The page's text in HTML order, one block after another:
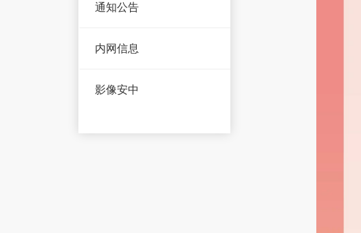
通知公告
内网信息
影像安中